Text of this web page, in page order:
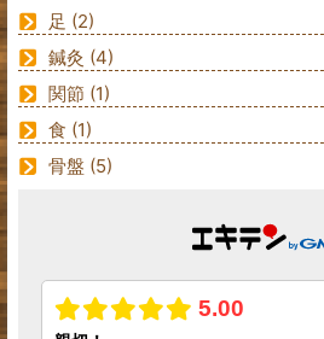
足 (2)
鍼灸 (4)
関節 (1)
食 (1)
骨盤 (5)